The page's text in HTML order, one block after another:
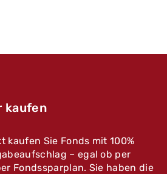
kaufen
kaufen Sie Fonds mit 100%
– egal ob per
Fondssparplan. Sie haben die